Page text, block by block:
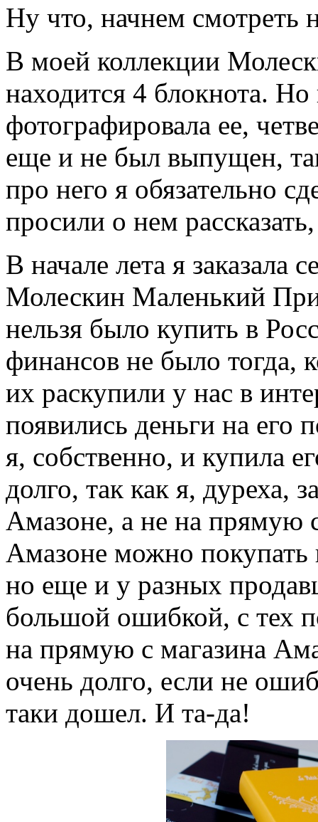
Ну что, начнем смотреть
В моей коллекции
находится 4 блокнота. Но
фотографировала ее,
еще и не был выпущен,
про него я обязательно
просили о нем
В начале лета я
Молескин Маленький
нельзя было купить в
финансов не было тогда,
их раскупили у нас в
появились деньги на его
я, собственно, и купила
долго, так как я, дуреха,
Амазоне, а не на прямую
Амазоне можно покупать
но еще и у разных
большой ошибкой, с тех
на прямую с магазина
очень долго, если не
таки дошел. И та-да!